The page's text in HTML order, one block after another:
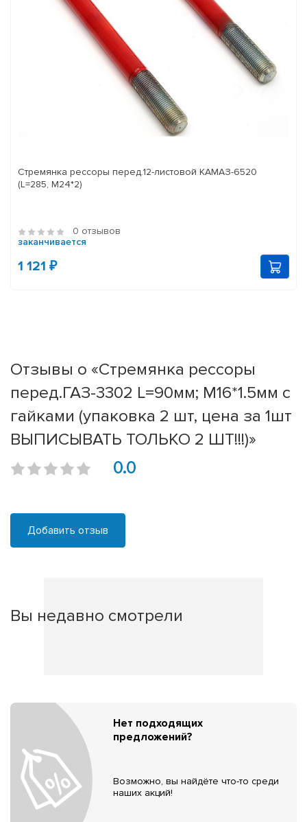
Стремянка рессоры перед.12-листовой КАМАЗ-6520
(L=285, М24*2)
0 отзывов
заканчивается
1 121 ₽
Отзывы о «Стремянка рессоры
перед.ГАЗ-3302 L=90мм; М16*1.5мм с
гайками (упаковка 2 шт, цена за 1шт
ВЫПИСЫВАТЬ ТОЛЬКО 2 ШТ!!!)»
0.0
Добавить отзыв
Вы недавно смотрели
Нет подходящих
предложений?
Возможно, вы найдёте что-то среди
наших акций!